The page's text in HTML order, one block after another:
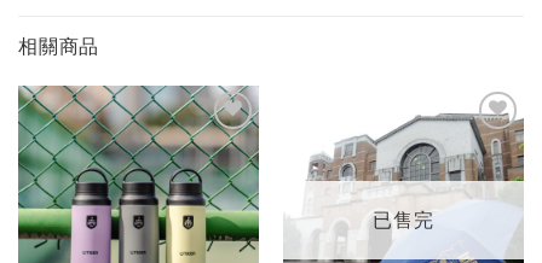
相關商品
加入
「願
望輕
單」
加入
「願
望輕
已售完